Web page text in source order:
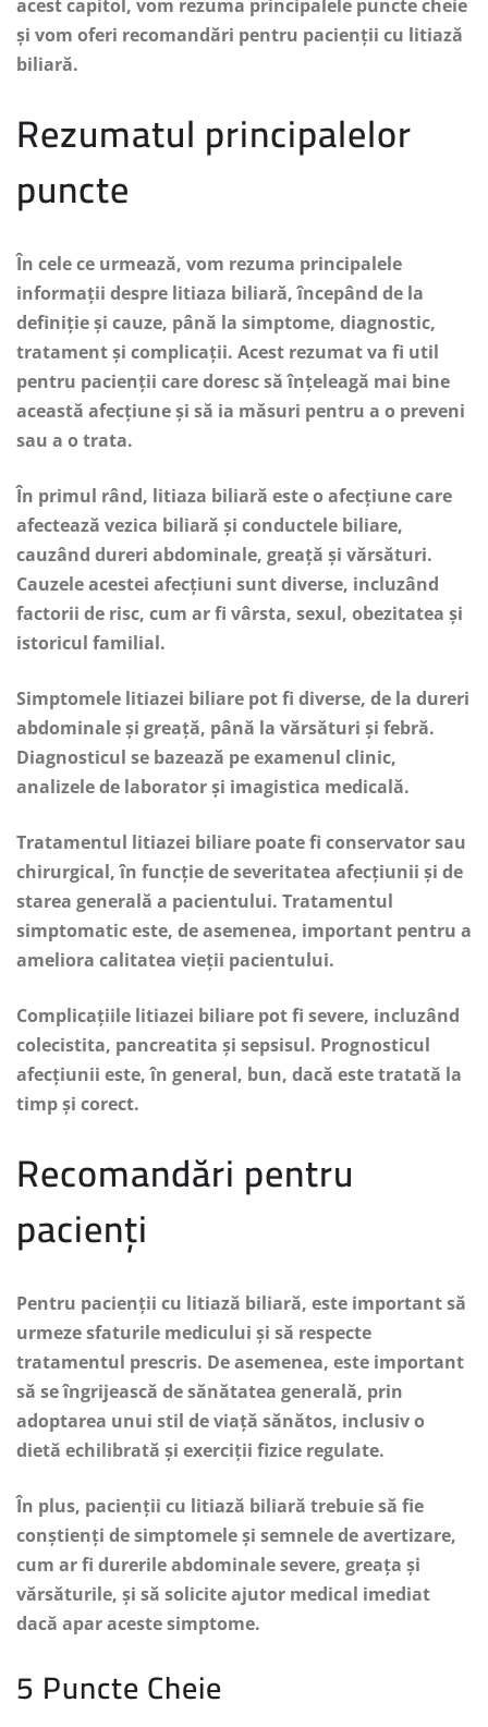
acest capitol, vom rezuma principalele puncte cheie
și vom oferi recomandări pentru pacienții cu litiază
biliară.
Rezumatul principalelor
puncte
În cele ce urmează, vom rezuma principalele
informații despre litiaza biliară, începând de la
definiție și cauze, până la simptome, diagnostic,
tratament și complicații. Acest rezumat va fi util
pentru pacienții care doresc să înțeleagă mai bine
această afecțiune și să ia măsuri pentru a o preveni
sau a o trata.
În primul rând, litiaza biliară este o afecțiune care
afectează vezica biliară și conductele biliare,
cauzând dureri abdominale, greață și vărsături.
Cauzele acestei afecțiuni sunt diverse, incluzând
factorii de risc, cum ar fi vârsta, sexul, obezitatea și
istoricul familial.
Simptomele litiazei biliare pot fi diverse, de la dureri
abdominale și greață, până la vărsături și febră.
Diagnosticul se bazează pe examenul clinic,
analizele de laborator și imagistica medicală.
Tratamentul litiazei biliare poate fi conservator sau
chirurgical, în funcție de severitatea afecțiunii și de
starea generală a pacientului. Tratamentul
simptomatic este, de asemenea, important pentru a
ameliora calitatea vieții pacientului.
Complicațiile litiazei biliare pot fi severe, incluzând
colecistita, pancreatita și sepsisul. Prognosticul
afecțiunii este, în general, bun, dacă este tratată la
timp și corect.
Recomandări pentru
pacienți
Pentru pacienții cu litiază biliară, este important să
urmeze sfaturile medicului și să respecte
tratamentul prescris. De asemenea, este important
să se îngrijească de sănătatea generală, prin
adoptarea unui stil de viață sănătos, inclusiv o
dietă echilibrată și exerciții fizice regulate.
În plus, pacienții cu litiază biliară trebuie să fie
conștienți de simptomele și semnele de avertizare,
cum ar fi durerile abdominale severe, greața și
vărsăturile, și să solicite ajutor medical imediat
dacă apar aceste simptome.
5 Puncte Cheie